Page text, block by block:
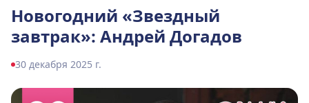
Новогодний «Звездный
завтрак»: Андрей Догадов
30 декабря 2025 г.